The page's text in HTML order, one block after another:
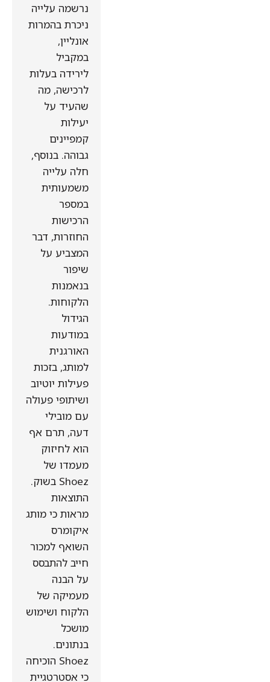
נרשמה עלייה
ניכרת בהמרות
אונליין,
במקביל
לירידה בעלות
לרכישה, מה
שהעיד על
יעילות
קמפיינים
גבוהה. בנוסף,
חלה עלייה
משמעותית
במספר
הרכישות
החוזרות, דבר
המצביע על
שיפור
בנאמנות
הלקוחות.
הגידול
במודעות
האורגנית
למותג, בזכות
פעילות יוטיוב
ושיתופי פעולה
עם מובילי
דעה, תרם אף
הוא לחיזוק
מעמדו של
Shoez בשוק.
התוצאות
מראות כי מותג
איקומרס
השואף למכור
חייב להתבסס
על הבנה
מעמיקה של
הלקוח ושימוש
מושכל
בנתונים.
Shoez הוכיחה
כי אסטרטגיית